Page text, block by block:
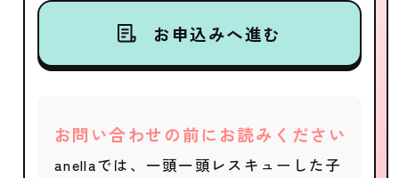
お申込みへ進む
お問い合わせの前にお読みください
anellaでは、一頭一頭レスキューした子